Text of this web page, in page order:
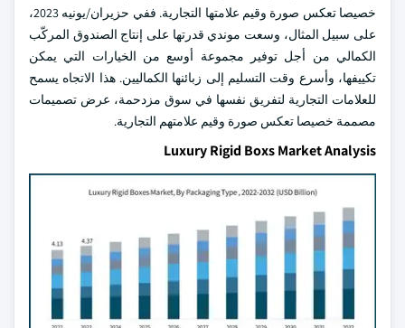
خصيصا تعكس صورة وقيم علامتها التجارية. ففي حزيران/يونيه 2023،
على سبيل المثال، وسعت موندي قدرتها على إنتاج الصندوق المركّب
الكمالي من أجل توفير مجموعة أوسع من الخيارات التي يمكن
تكييفها، وأسرع وقت التسليم إلى زبائنها الكماليين. هذا الاتجاه يسمح
للعلامات التجارية لتفريق نفسها في سوق مزدحمة، عرض تصميمات
مصممة خصيصا تعكس صورة وقيم علامتهم التجارية.
Luxury Rigid Boxs Market Analysis